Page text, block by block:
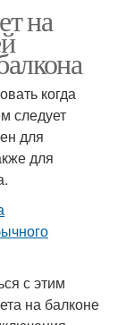
на
когда
следует
для
для
с этим
на балконе